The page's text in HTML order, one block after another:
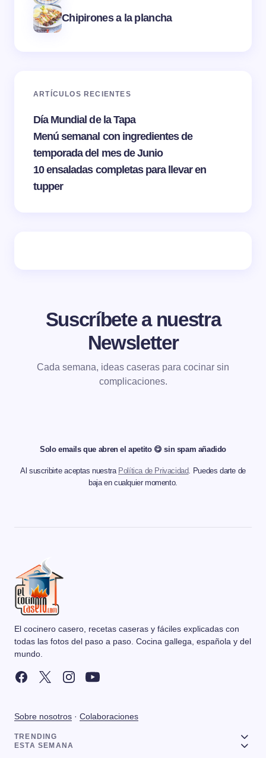
Chipirones a la plancha
ARTÍCULOS RECIENTES
Día Mundial de la Tapa
Menú semanal con ingredientes de
temporada del mes de Junio
10 ensaladas completas para llevar en
tupper
Suscríbete a nuestra
Newsletter
Cada semana, ideas caseras para cocinar sin
complicaciones.
Solo emails que abren el apetito 😋 sin spam añadido
Al suscribirte aceptas nuestra Política de Privacidad. Puedes darte de
baja en cualquier momento.
El cocinero casero, recetas caseras y fáciles explicadas con
todas las fotos del paso a paso. Cocina gallega, española y del
mundo.
Sobre nosotros · Colaboraciones
TRENDING
ESTA SEMANA